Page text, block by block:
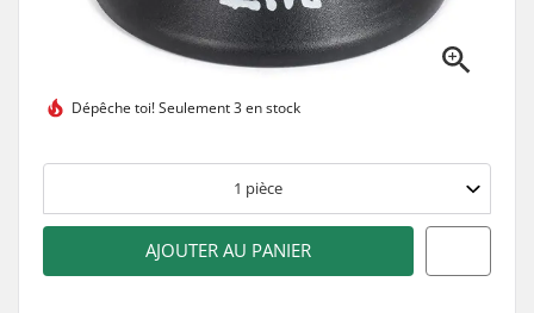
Dépêche toi!Seulement 3 en stock
1 pièce
AJOUTER AU PANIER